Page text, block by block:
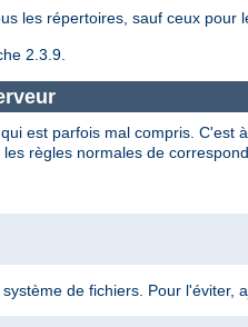
les répertoires, sauf ceux pour
2.3.9.
est parfois mal compris.
règles normales de
de fichiers. Pour l'éviter,